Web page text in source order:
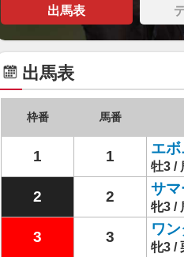
出馬表
出馬表
枠番 馬番
1 1 エ
牡3 /
2 2 サマ
牝3 /
3 3 ワ
牝3 /